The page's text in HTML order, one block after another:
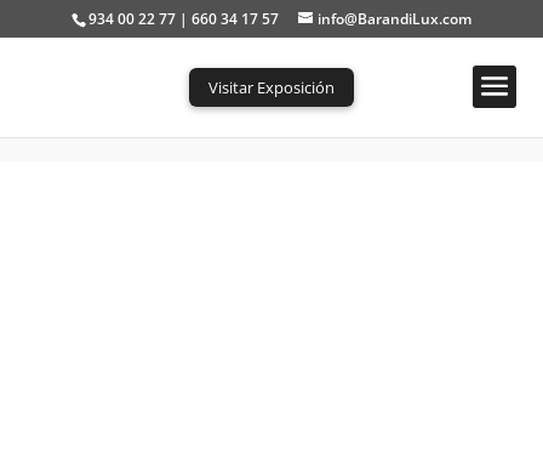
934 00 22 77 | 660 34 17 57 info@BarandiLux.com
Visitar Exposición